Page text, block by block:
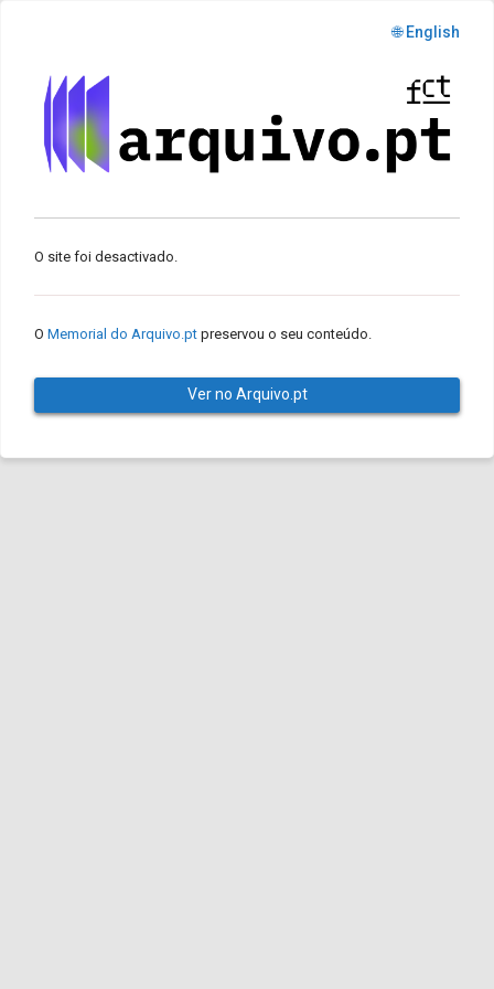
🌐 English
O site foi desactivado.
O Memorial do Arquivo.pt preservou o seu conteúdo.
Ver no Arquivo.pt